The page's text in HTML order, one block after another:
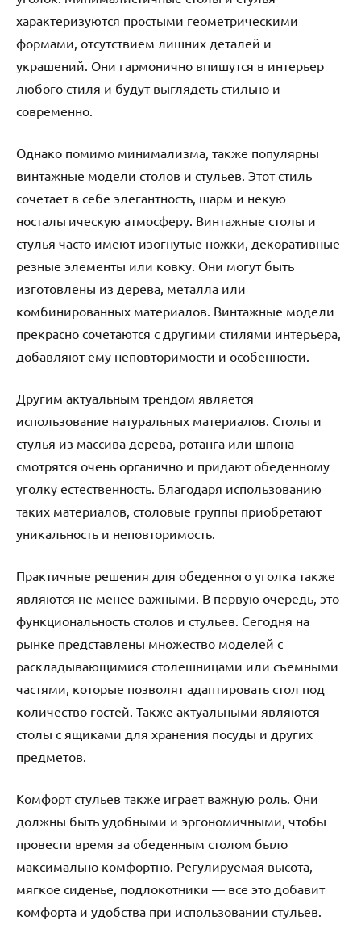
характеризуются простыми геометрическими
формами, отсутствием лишних деталей и
украшений. Они гармонично впишутся в интерьер
любого стиля и будут выглядеть стильно и
современно.
Однако помимо минимализма, также популярны
винтажные модели столов и стульев. Этот стиль
сочетает в себе элегантность, шарм и некую
ностальгическую атмосферу. Винтажные столы и
стулья часто имеют изогнутые ножки, декоративные
резные элементы или ковку. Они могут быть
изготовлены из дерева, металла или
комбинированных материалов. Винтажные модели
прекрасно сочетаются с другими стилями интерьера,
добавляют ему неповторимости и особенности.
Другим актуальным трендом является
использование натуральных материалов. Столы и
стулья из массива дерева, ротанга или шпона
смотрятся очень органично и придают обеденному
уголку естественность. Благодаря использованию
таких материалов, столовые группы приобретают
уникальность и неповторимость.
Практичные решения для обеденного уголка также
являются не менее важными. В первую очередь, это
функциональность столов и стульев. Сегодня на
рынке представлены множество моделей с
раскладывающимися столешницами или съемными
частями, которые позволят адаптировать стол под
количество гостей. Также актуальными являются
столы с ящиками для хранения посуды и других
предметов.
Комфорт стульев также играет важную роль. Они
должны быть удобными и эргономичными, чтобы
провести время за обеденным столом было
максимально комфортно. Регулируемая высота,
мягкое сиденье, подлокотники — все это добавит
комфорта и удобства при использовании стульев.